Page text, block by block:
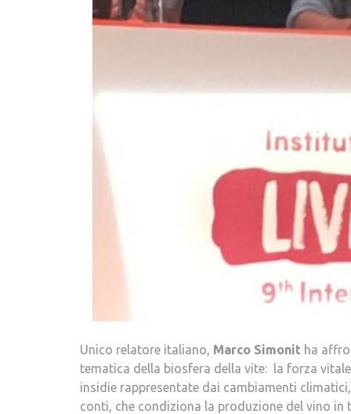
Unico relatore italiano, Marco Simonit ha
tematica della biosfera della vite: la forza
insidie rappresentate dai cambiamenti
conti, che condiziona la produzione del vino